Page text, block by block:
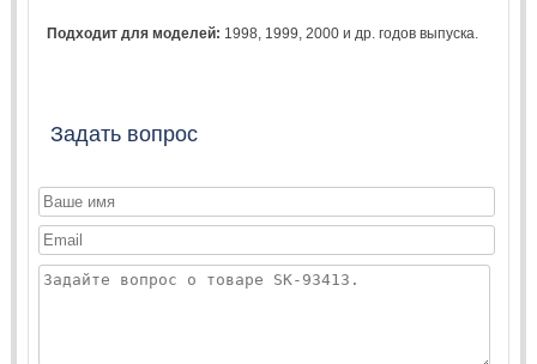
Подходит для моделей: 1998 1999 ,2000 и др. годов выпуска.
Задать вопрос